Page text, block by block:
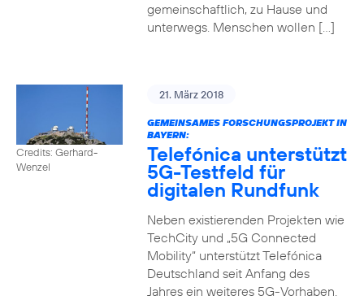
gemeinschaftlich, zu Hause und
unterwegs. Menschen wollen […]
Credits: Gerhard-
Wenzel
21. März 2018
GEMEINSAMES FORSCHUNGSPROJEKT IN
BAYERN:
Telefónica unterstützt
5G-Testfeld für
digitalen Rundfunk
Neben existierenden Projekten wie
TechCity und „5G Connected
Mobility“ unterstützt Telefónica
Deutschland seit Anfang des
Jahres ein weiteres 5G-Vorhaben.